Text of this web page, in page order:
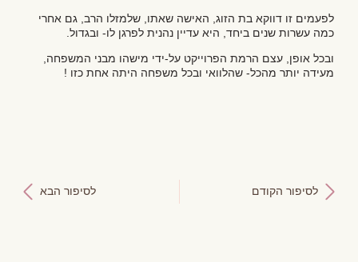
לפעמים זו דווקא בת הזוג, האישה שאתו, שלמזלו הרב, גם אחרי
כמה עשרות שנים ביחד, היא עדיין נהנית לפרגן לו- ובגדול.
ובכל אופן, עצם הרמת הפרוייקט על-ידי מישהו מבני המשפחה,
מעידה יותר מהכל- שהלוואי ובכל משפחה היתה אחת כזו !
לסיפור הקודם לסיפור הבא